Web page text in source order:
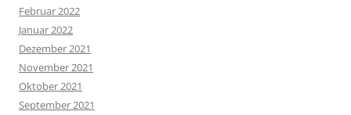
Februar 2022
Januar 2022
Dezember 2021
November 2021
Oktober 2021
September 2021